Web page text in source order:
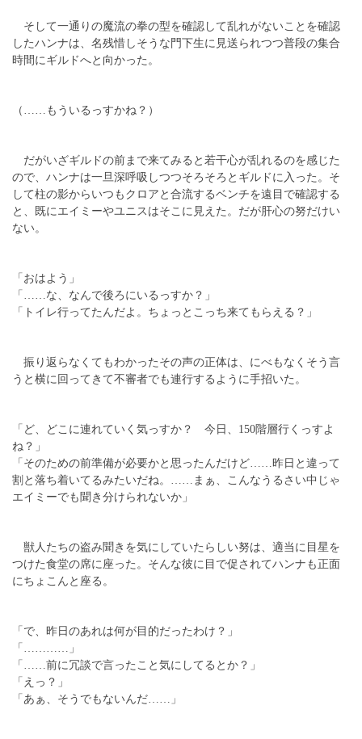
そして一通りの魔流の拳の型を確認して乱れがないことを確認
したハンナは、名残惜しそうな門下生に見送られつつ普段の集合
時間にギルドへと向かった。
（……もういるっすかね？）
だがいざギルドの前まで来てみると若干心が乱れるのを感じた
ので、ハンナは一旦深呼吸しつつそろそろとギルドに入った。そ
して柱の影からいつもクロアと合流するベンチを遠目で確認する
と、既にエイミーやユニスはそこに見えた。だが肝心の努だけい
ない。
「おはよう」
「……な、なんで後ろにいるっすか？」
「トイレ行ってたんだよ。ちょっとこっち来てもらえる？」
振り返らなくてもわかったその声の正体は、にべもなくそう言
うと横に回ってきて不審者でも連行するように手招いた。
「ど、どこに連れていく気っすか？ 今日、150階層行くっすよ
ね？」
「そのための前準備が必要かと思ったんだけど……昨日と違って
割と落ち着いてるみたいだね。……まぁ、こんなうるさい中じゃ
エイミーでも聞き分けられないか」
獣人たちの盗み聞きを気にしていたらしい努は、適当に目星を
つけた食堂の席に座った。そんな彼に目で促されてハンナも正面
にちょこんと座る。
「で、昨日のあれは何が目的だったわけ？」
「…………」
「……前に冗談で言ったこと気にしてるとか？」
「えっ？」
「あぁ、そうでもないんだ……」